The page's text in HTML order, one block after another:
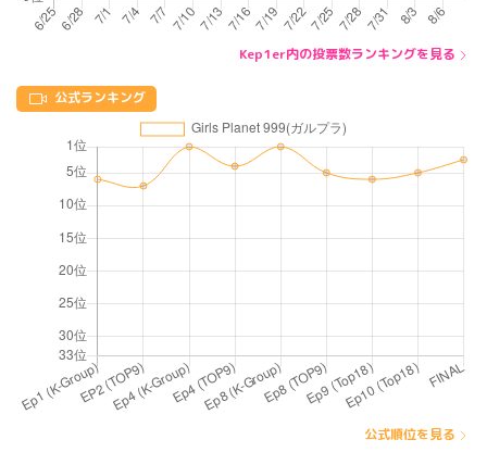
Kep1er内の投票数ランキングを見る
公式ランキング
公式順位を見る